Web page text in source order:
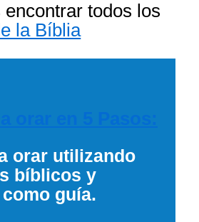
todos los
la Bíblia
orar utilizando
bíblicos y
guía.